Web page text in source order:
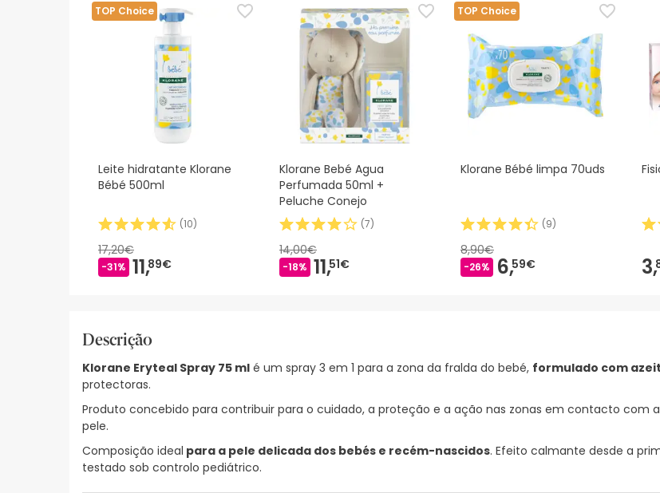
TOP Choice
Leite hidratante Klorane
Bébé 500ml
(10)
17,20€
-31% 11,89€
Klorane Bebé Agua
Perfumada 50ml +
Peluche Conejo
(7)
14,00€
-18% 11,51€
TOP Choice
Klorane Bébé limpa 70uds
(9)
8,90€
-26% 6,59€ 3,
Descrição
Klorane Eryteal Spray 75 ml é um spray 3 em 1 para a zona da fralda do bebé, formulado com
protectoras.
Produto concebido para contribuir para o cuidado, a proteção e a ação nas zonas em contacto
pele.
Composição ideal para a pele delicada dos bebés e recém-nascidos. Efeito calmante desde a
testado sob controlo pediátrico.